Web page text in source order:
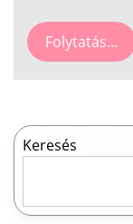
Folytatás...
Keresés